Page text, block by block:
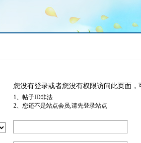
您没有登录或者您没有权限访问此页面
1、帖子ID非法
2、您还不是站点会员,请先登录站点